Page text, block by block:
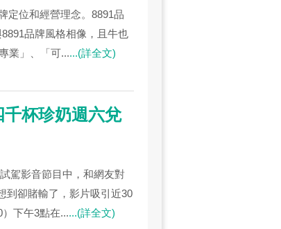
定位和經營理念。8891品
品牌風格相像，且牛也
業」、「可......(詳全文)
杯珍奶週六兌
駕影音節目中，和網友對
到卻賭輸了，影片吸引近30
下午3點在......(詳全文)